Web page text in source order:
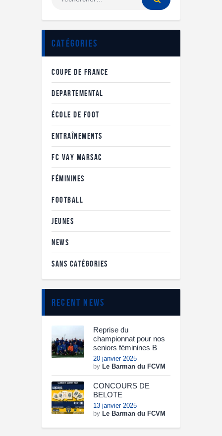
Catégories
COUPE DE FRANCE
DEPARTEMENTAL
ÉCOLE DE FOOT
ENTRAÎNEMENTS
FC VAY MARSAC
FÉMININES
FOOTBALL
JEUNES
NEWS
SANS CATÉGORIES
recent news
Reprise du
championnat pour nos
seniors féminines B
20 janvier 2025
by Le Barman du FCVM
CONCOURS DE
BELOTE
13 janvier 2025
by Le Barman du FCVM